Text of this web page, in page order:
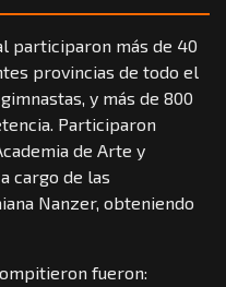
participaron más de 40
provincias de todo el
y más de 800
Participaron
de Arte y
cargo de las
Nanzer, obteniendo
fueron: